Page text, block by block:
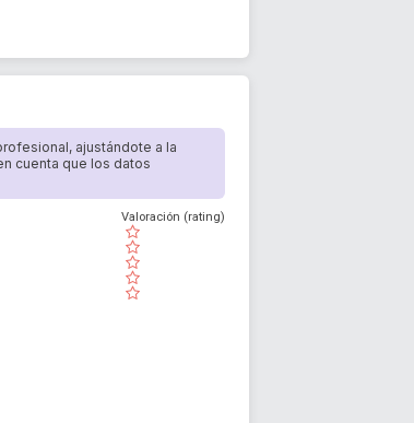
ajustándote a la
cuenta que los datos
( )
( )
( )
( )
( )
Valoración (rating)